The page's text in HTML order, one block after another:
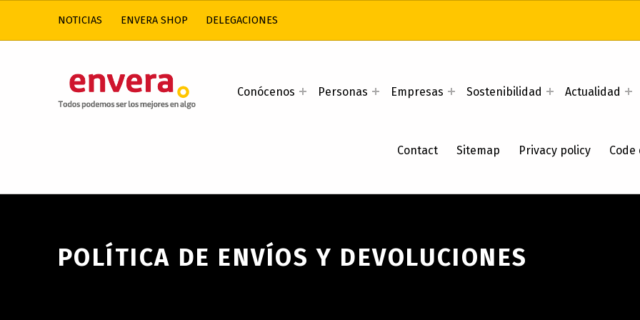
ATENCIÓN A PERSONAS CON DISCAPACIDAD INTELECTUAL
Conócenos Personas Empresas Sostenibilidad Actualidad
Contact Sitemap Privacy policy
NOTICIAS ENVERA SHOP DELEGACIONES
POLÍTICA DE ENVÍOS Y DEVOLUCIONES